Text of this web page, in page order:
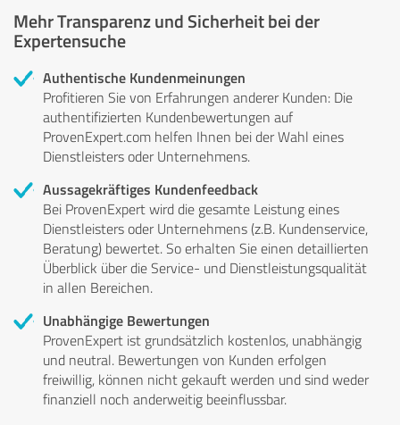
Mehr Transparenz und Sicherheit bei der
Expertensuche
Authentische Kundenmeinungen
Profitieren Sie von Erfahrungen anderer Kunden: Die
authentifizierten Kundenbewertungen auf
ProvenExpert.com helfen Ihnen bei der Wahl eines
Dienstleisters oder Unternehmens.
Aussagekräftiges Kundenfeedback
Bei ProvenExpert wird die gesamte Leistung eines
Dienstleisters oder Unternehmens (z.B. Kundenservice,
Beratung) bewertet. So erhalten Sie einen detaillierten
Überblick über die Service- und Dienstleistungsqualität
in allen Bereichen.
Unabhängige Bewertungen
ProvenExpert ist grundsätzlich kostenlos, unabhängig
und neutral. Bewertungen von Kunden erfolgen
freiwillig, können nicht gekauft werden und sind weder
finanziell noch anderweitig beeinflussbar.